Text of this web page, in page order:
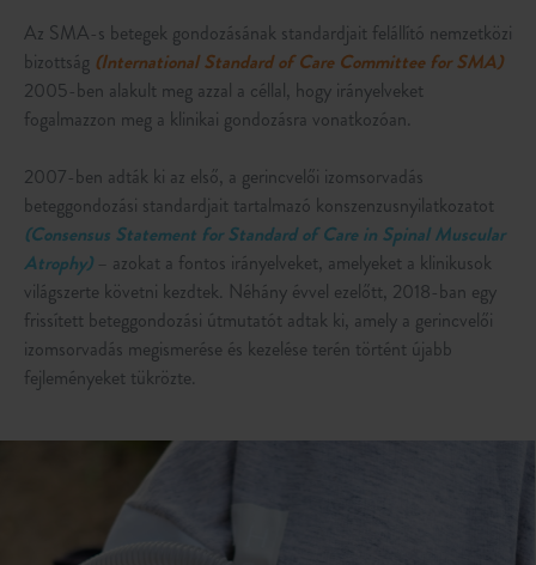
Az SMA-s betegek gondozásának standardjait felállító nemzetközi
bizottság (International Standard of Care Committee for SMA)
2005-ben alakult meg azzal a céllal, hogy irányelveket
fogalmazzon meg a klinikai gondozásra vonatkozóan.
2007-ben adták ki az első, a gerincvelői izomsorvadás
beteggondozási standardjait tartalmazó konszenzusnyilatkozatot
(Consensus Statement for Standard of Care in Spinal Muscular
Atrophy)– azokat a fontos irányelveket, amelyeket a klinikusok
világszerte követni kezdtek. Néhány évvel ezelőtt, 2018-ban egy
frissített beteggondozási útmutatót adtak ki, amely a gerincvelői
izomsorvadás megismerése és kezelése terén történt újabb
fejleményeket tükrözte.